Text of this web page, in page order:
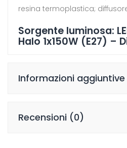
resina termoplastica;
Sorgente luminosa:
Halo 1x150W (E27) –
Informazioni aggiuntive
Recensioni (0)